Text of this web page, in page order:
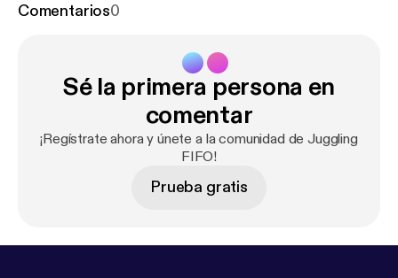
Comentarios0
Sé la primera persona en
comentar
¡Regístrate ahora y únete a la comunidad de Juggling
FIFO!
Prueba gratis